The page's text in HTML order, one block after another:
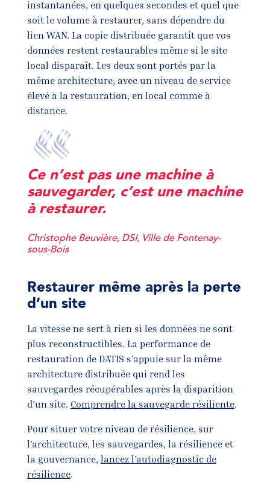
instantanées, en quelques secondes et quel que
soit le volume à restaurer, sans dépendre du
lien WAN. La copie distribuée garantit que vos
données restent restaurables même si le site
local disparaît. Les deux sont portés par la
même architecture, avec un niveau de service
élevé à la restauration, en local comme à
distance.
Ce n’est pas une machine à
sauvegarder, c’est une machine
à restaurer.
Christophe Beuvière, DSI, Ville de Fontenay-
sous-Bois
Restaurer même après la perte
d’un site
La vitesse ne sert à rien si les données ne sont
plus reconstructibles. La performance de
restauration de DATIS s’appuie sur la même
architecture distribuée qui rend les
sauvegardes récupérables après la disparition
d’un site. Comprendre la sauvegarde résiliente.
Pour situer votre niveau de résilience, sur
l’architecture, les sauvegardes, la résilience et
la gouvernance, lancez l’autodiagnostic de
résilience.